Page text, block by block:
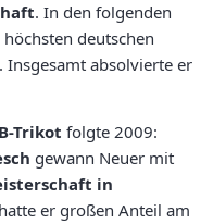
. In den folgenden
deutschen
Insgesamt absolvierte er
Trikot folgte 2009:
gewann Neuer mit
in
er großen Anteil am